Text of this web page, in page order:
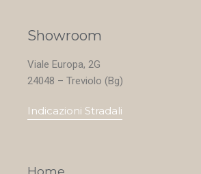
Showroom
Viale Europa, 2G
24048 – Treviolo (Bg)
Indicazioni Stradali
Home